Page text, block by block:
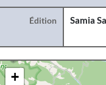
Édition Samia
+